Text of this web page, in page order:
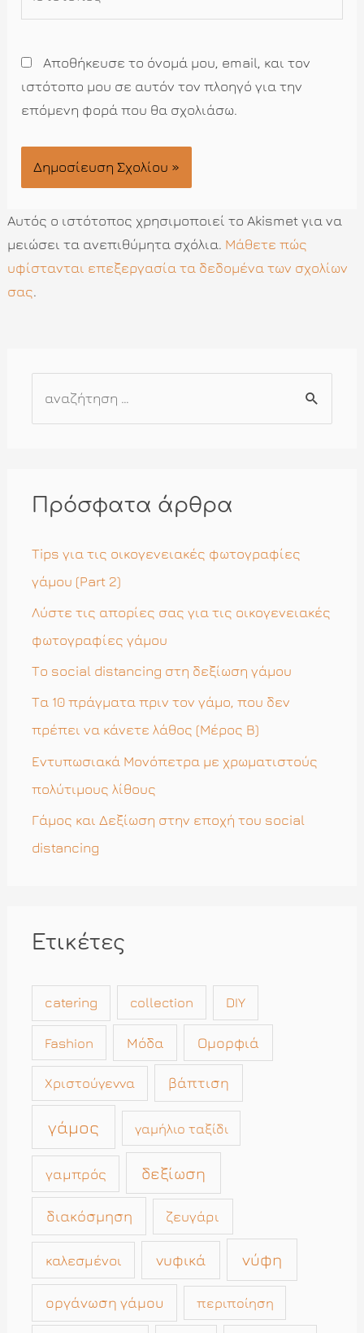
Αποθήκευσε το όνομά μου, email, και τον
ιστότοπο μου σε αυτόν τον πλοηγό για την
επόμενη φορά που θα σχολιάσω.
Αυτός ο ιστότοπος χρησιμοποιεί το Akismet για να
μειώσει τα ανεπιθύμητα σχόλια. Μάθετε πώς
υφίστανται επεξεργασία τα δεδομένα των σχολίων
σας.
ή
η
σ
η
γ
Πρόσφατα άρθρα
Tips για τις οικογενειακές φωτογραφίες
γάμου (Part 2)
Λύστε τις απορίες σας για τις οικογενειακές
φωτογραφίες γάμου
Το social distancing στη δεξίωση γάμου
Τα 10 πράγματα πριν τον γάμο, που δεν
πρέπει να κάνετε λάθος (Μέρος Β)
Εντυπωσιακά Μονόπετρα με χρωματιστούς
πολύτιμους λίθους
Γάμος και Δεξίωση στην εποχή του social
distancing
Ετικέτες
catering collection DIY
Fashion Μόδα Ομορφιά
Χριστούγεννα βάπτιση
γάμος γαμήλιο ταξίδι
γαμπρός δεξίωση
διακόσμηση ζευγάρι
καλεσμένοι νυφικά νύφη
οργάνωση γάμου περιποίηση